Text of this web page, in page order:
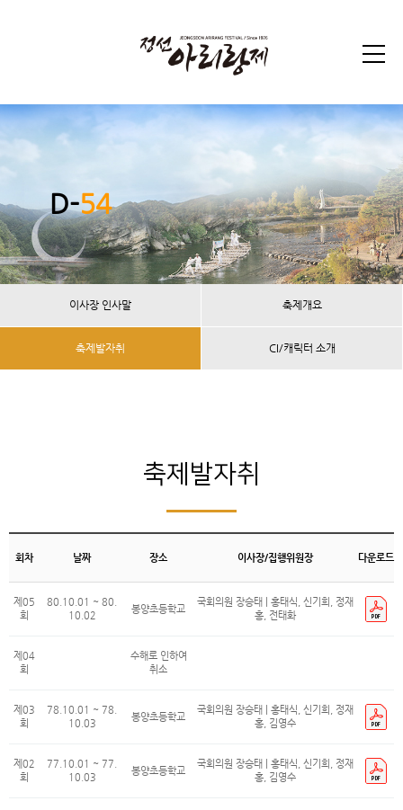
D-54
이사장 인사말 축제개요
축제발자취 CI/캐릭터 소개
축제발자취
회차 날짜 장소 이사장/집행위원장 다운로드
제05
회
80.10.01 ~ 80.
10.02
봉양초등학교
국회의원 장승태 | 홍태식, 신기희, 정재
홍, 전태화
제04
회
수해로 인하여
취소
제03
회
78.10.01 ~ 78.
10.03
봉양초등학교
국회의원 장승태 | 홍태식, 신기희, 정재
홍, 김영수
제02
회
77.10.01 ~ 77.
10.03
봉양초등학교
국회의원 장승태 | 홍태식, 신기희, 정재
홍, 김영수